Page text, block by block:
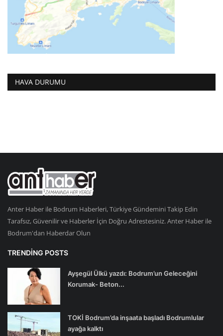
HAVA DURUMU
Anter Haber ile Bodrum Haberleri, Türkiye Gündemini Takip Edin
Tarafsız, Güvenilir ve Haberler İçin Doğru Adrestesiniz. Anter Haber ile
Bodrum'dan Haberdar Olun
TRENDING POSTS
Ayşegül Ülkü yazdı: Bodrum’un Geleceğini
Korumak- Beton...
TOKİ Bodrum’da inşaata başladı Bodrumlular
ayağa kalktı